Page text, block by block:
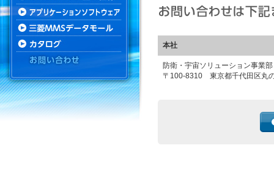
本社
防衛・宇宙ソリューション事業部
〒100-8310 東京都千代田区丸